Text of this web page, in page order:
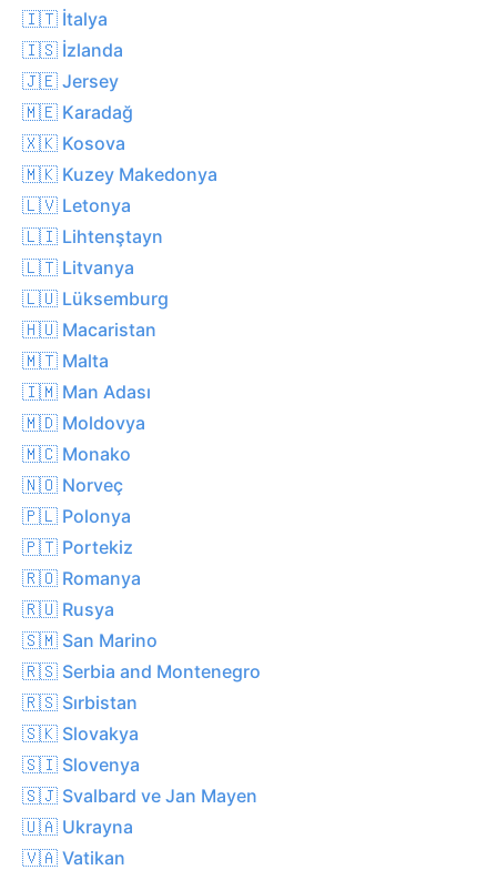
🇮🇹 İtalya
🇮🇸 İzlanda
🇯🇪 Jersey
🇲🇪 Karadağ
🇽🇰 Kosova
🇲🇰 Kuzey Makedonya
🇱🇻 Letonya
🇱🇮 Lihtenştayn
🇱🇹 Litvanya
🇱🇺 Lüksemburg
🇭🇺 Macaristan
🇲🇹 Malta
🇮🇲 Man Adası
🇲🇩 Moldovya
🇲🇨 Monako
🇳🇴 Norveç
🇵🇱 Polonya
🇵🇹 Portekiz
🇷🇴 Romanya
🇷🇺 Rusya
🇸🇲 San Marino
🇷🇸 Serbia and Montenegro
🇷🇸 Sırbistan
🇸🇰 Slovakya
🇸🇮 Slovenya
🇸🇯 Svalbard ve Jan Mayen
🇺🇦 Ukrayna
🇻🇦 Vatikan